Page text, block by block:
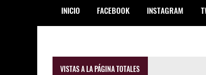
INICIO FACEBOOK INSTAGRAM
VISTAS A LA PÁGINA TOTALES